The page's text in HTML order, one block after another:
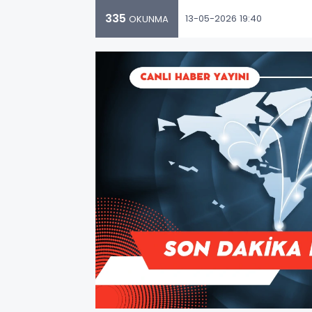
335 OKUNMA 13-05-2026 19:40